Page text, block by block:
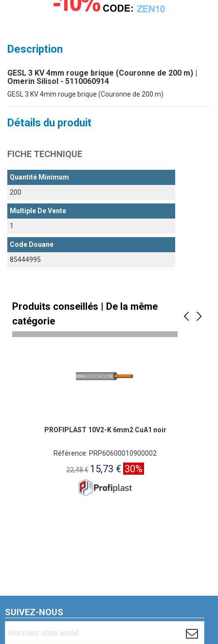
Description
GESL 3 KV 4mm rouge brique (Couronne de 200 m) |
Omerin Silisol - 5110060914
GESL 3 KV 4mm rouge brique (Couronne de 200 m)
Détails du produit
FICHE TECHNIQUE
Quantité Minimum
200
Multiple De Vente
1
Code Douane
85444995
Produits conseillés | De la même
catégorie
PROFIPLAST 10V2-K 6mm2 CuA1 noir
Référence: PRP60600010900002
22,48 € 15,73 € 30%
SUIVEZ-NOUS